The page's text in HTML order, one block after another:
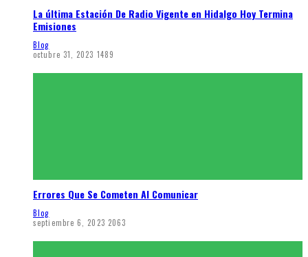
La última Estación De Radio Vigente en Hidalgo Hoy Termina
Emisiones
Blog
octubre 31, 2023 1489
Errores Que Se Cometen Al Comunicar
Blog
septiembre 6, 2023 2063